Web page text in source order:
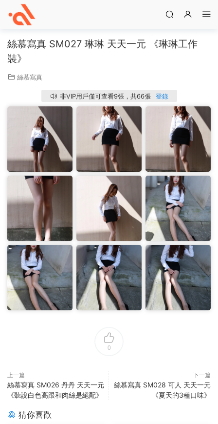
絲慕寫真 SM027 琳琳 天天一元 《琳琳工作
裝》
絲慕寫真
非VIP用戶僅可查看9張，共66張 登錄
0
上一篇
絲慕寫真 SM026 丹丹 天天一元
《聽說白色高跟和肉絲是絕配》
下一篇
絲慕寫真 SM028 可人 天天一元
《夏天的3種口味》
猜你喜歡